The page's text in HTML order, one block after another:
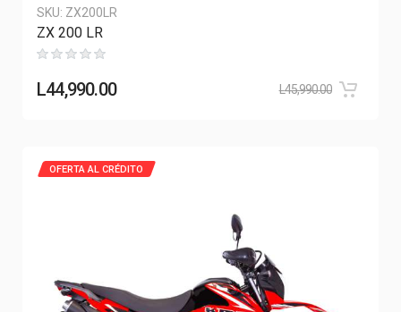
SKU: ⁠ZX200LR
ZX 200 LR
L44,990.00 L45,990.00
OFERTA AL CRÉDITO